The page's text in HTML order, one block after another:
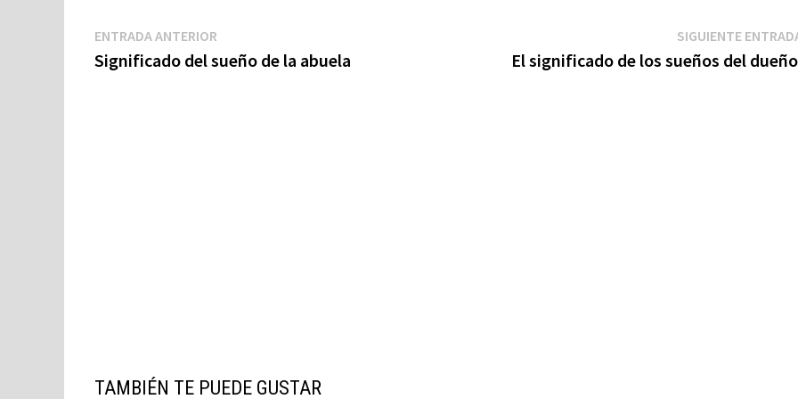
Navegación
de
ENTRADA ANTERIOR
anterior:
Significado del sueño de la abuela
SIGUIENTE
El significado de los sueños del
TAMBIÉN TE PUEDE GUSTAR